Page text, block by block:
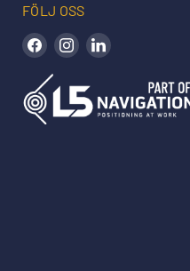
FÖLJ OSS
Hitta oss på Facebook
Hitta oss på Instagram